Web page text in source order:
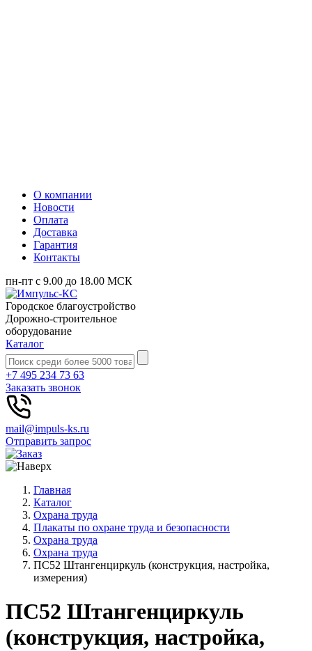
О компании
Новости
Оплата
Доставка
Гарантия
Контакты
пн-пт с 9.00 до 18.00 МСК
Городское благоустройство
Дорожно-строительное
оборудование
Каталог
+7 495 234 73 63
Заказать звонок
mail@impuls-ks.ru
Отправить запрос
Главная
Каталог
Охрана труда
Плакаты по охране труда и безопасности
Охрана труда
Охрана труда
ПС52 Штангенциркуль (конструкция, настройка,
измерения)
ПС52 Штангенциркуль
(конструкция, настройка,